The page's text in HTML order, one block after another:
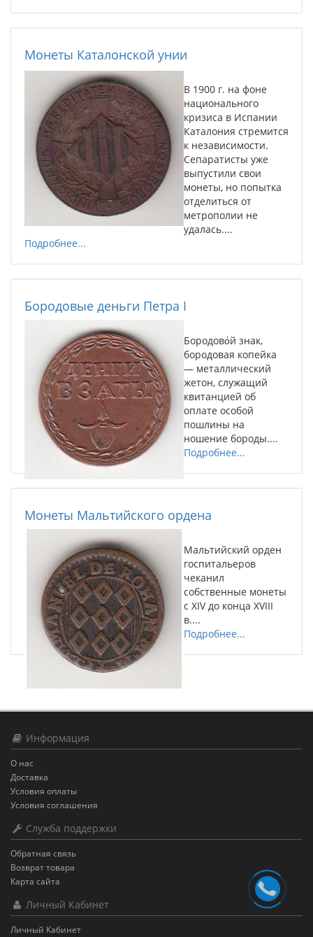
Монеты Каталонской унии
В 1900 г. на фоне
национального
кризиса в Испании
Каталония стремится
к независимости.
Сепаратисты уже
выпустили свои
монеты, но попытка
отделиться от
метрополии не
удалась....
Подробнее...
Бородовые деньги Петра I
Бородово́й знак,
бородовая копейка
— металлический
жетон, служащий
квитанцией об
оплате особой
пошлины на
ношение бороды....
Подробнее...
Монеты Мальтийского ордена
Мальтийский орден
госпитальеров
чеканил
собственные монеты
с XIV до конца XVIII
в....
Подробнее...
Информация
О нас
Доставка
Условия оплаты
Условия соглашения
Служба поддержки
Обратная связь
Возврат товара
Карта сайта
Личный Кабинет
Личный Кабинет